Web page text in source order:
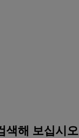
색해 보십시오